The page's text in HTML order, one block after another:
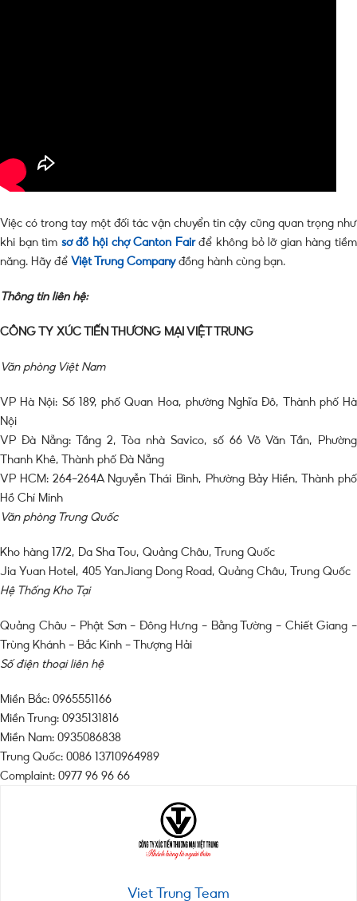
Việc có trong tay một đối tác vận chuyển tin cậy cũng quan trọng như
khi bạn tìm sơ đồ hội chợ Canton Fairđể không bỏ lỡ gian hàng tiềm
năng. Hãy để Việt Trung Companyđồng hành cùng bạn.
Thông tin liên hệ:
CÔNG TY XÚC TIẾN THƯƠNG MẠI VIỆT TRUNG
Văn phòng Việt Nam
VP Hà Nội: Số 189, phố Quan Hoa, phường Nghĩa Đô, Thành phố Hà
Nội
VP Đà Nẵng: Tầng 2, Tòa nhà Savico, số 66 Võ Văn Tần, Phường
Thanh Khê, Thành phố Đà Nẵng
VP HCM: 264-264A Nguyễn Thái Bình, Phường Bảy Hiền, Thành phố
Hồ Chí Minh
Văn phòng Trung Quốc
Kho hàng 17/2, Da Sha Tou, Quảng Châu, Trung Quốc
Jia Yuan Hotel, 405 YanJiang Dong Road, Quảng Châu, Trung Quốc
Hệ Thống Kho Tại
Quảng Châu – Phật Sơn – Đông Hưng – Bằng Tường – Chiết Giang –
Trùng Khánh – Bắc Kinh – Thượng Hải
Số điện thoại liên hệ
Miền Bắc: 0965551166
Miền Trung: 0935131816
Miền Nam: 0935086838
Trung Quốc: 0086 13710964989
Complaint: 0977 96 96 66
Viet Trung Team